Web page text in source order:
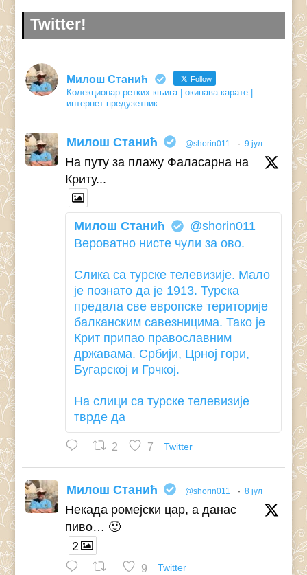
Twitter!
Милош Станић Follow
Колекционар ретких књига | окинава карате |
интернет предузетник
Милош Станић @shorin011 · 9 јул
На путу за плажу Фаласарна на
Криту...
Милош Станић
@shorin011
Вероватно нисте чули за ово.
Слика са турске телевизије. Мало
је познато да је 1913. Турска
предала све европске територије
балканским савезницима. Тако је
Крит припао православним
државама. Србији, Црној гори,
Бугарској и Грчкој.
На слици са турске телевизије
тврде да
2 7 Twitter
Милош Станић @shorin011 · 8 јул
Некада ромејски цар, а данас
пиво… 🙂
2
9 Twitter